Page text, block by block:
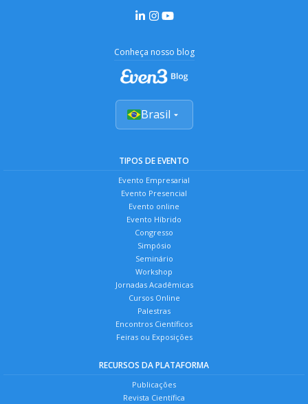
Conheça nosso blog
Brasil
TIPOS DE EVENTO
Evento Empresarial
Evento Presencial
Evento online
Evento Híbrido
Congresso
Simpósio
Seminário
Workshop
Jornadas Acadêmicas
Cursos Online
Palestras
Encontros Científicos
Feiras ou Exposições
RECURSOS DA PLATAFORMA
Publicações
Revista Científica